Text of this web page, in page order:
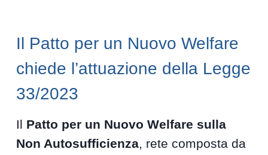
Il Patto per un Nuovo Welfare
chiede l’attuazione della Legge
33/2023
Il Patto per un Nuovo Welfare sulla
Non Autosufficienza, rete composta da